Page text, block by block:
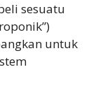
sesuatu
untuk